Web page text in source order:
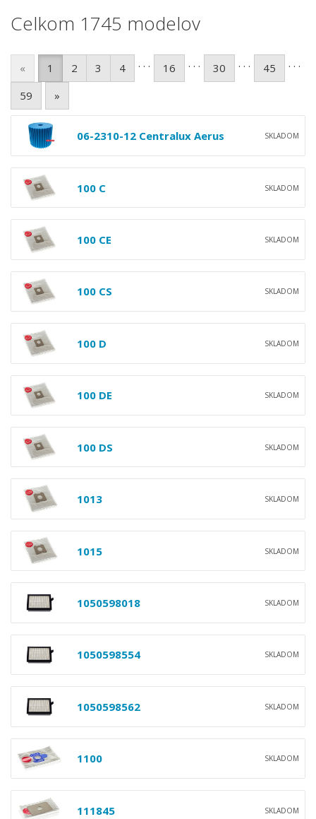
Celkom 1745 modelov
« 1 2 3 4 . . . 16 . . . 30 . . . 45 . . .
59 »
06-2310-12 Centralux Aerus SKLADOM
100 C SKLADOM
100 CE SKLADOM
100 CS SKLADOM
100 D SKLADOM
100 DE SKLADOM
100 DS SKLADOM
1013 SKLADOM
1015 SKLADOM
1050598018 SKLADOM
1050598554 SKLADOM
1050598562 SKLADOM
1100 SKLADOM
111845 SKLADOM